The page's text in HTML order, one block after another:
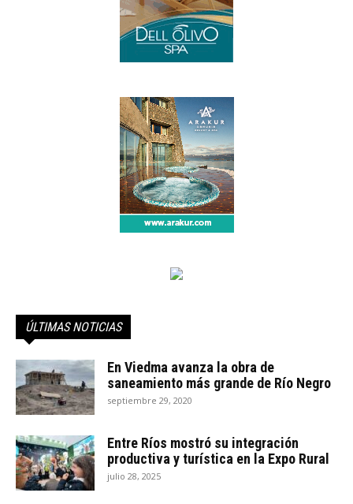
ÚLTIMAS NOTICIAS
En Viedma avanza la obra de
saneamiento más grande de Río Negro
septiembre 29, 2020
Entre Ríos mostró su integración
productiva y turística en la Expo Rural
julio 28, 2025